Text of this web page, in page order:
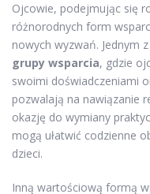
Ojcowie, podejmując się
różnorodnych form
nowych wyzwań. Jednym
grupy wsparcia, gdzie
swoimi doświadczeniami
pozwalają na nawiązanie
okazję do wymiany
mogą ułatwić codzienne
dzieci.
Inną wartościową formą